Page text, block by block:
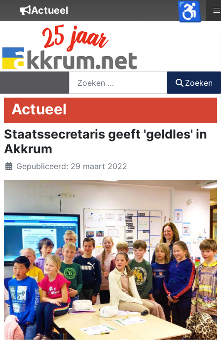
Zoeken
Actueel
Staatssecretaris geeft 'geldles' in
Akkrum
DetailsGepubliceerd: 29 maart 2022
Actueel ≡
♿